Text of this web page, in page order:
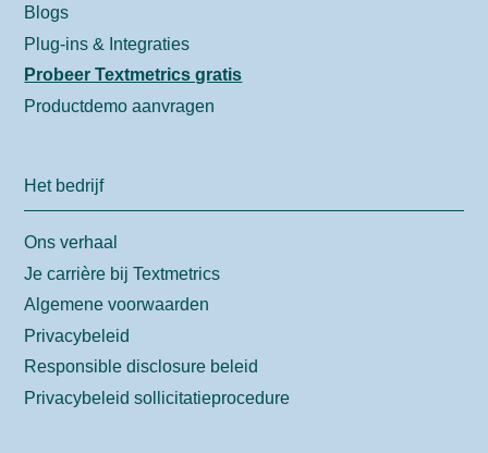
Blogs
Plug-ins & Integraties
Probeer Textmetrics gratis
Productdemo aanvragen
Het bedrijf
Ons verhaal
Je carrière bij Textmetrics
Algemene voorwaarden
Privacybeleid
Responsible disclosure beleid
Privacybeleid sollicitatieprocedure